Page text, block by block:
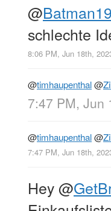
@
schlechte
8:06 PM, Jun 18th,
@timhaupenthal@
7:47 PM, Jun
@timhaupenthal@
7:47 PM, Jun 18th,
Hey@